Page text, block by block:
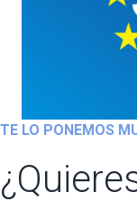
TE LO PONEMOS